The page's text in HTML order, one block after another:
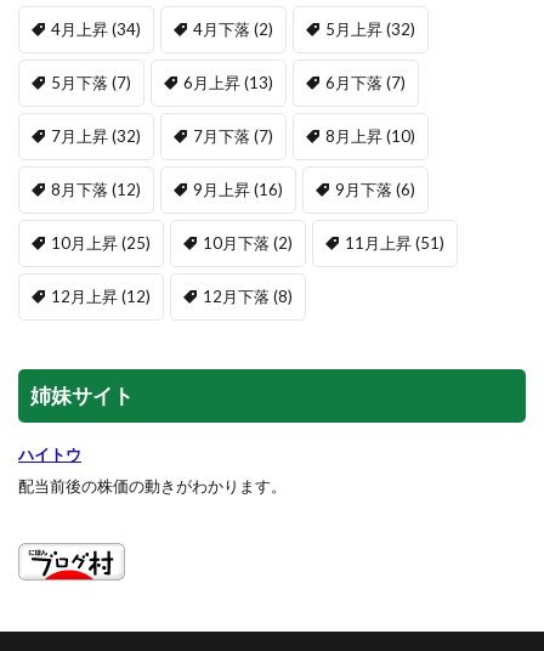
4月上昇(34) 4月下落 (2) 5月上昇(32)
5月下落 (7) 6月上昇(13) 6月下落 (7)
7月上昇(32) 7月下落 (7) 8月上昇(10)
8月下落 (12) 9月上昇(16) 9月下落 (6)
10月上昇(25) 10月下落 (2) 11月上昇(51)
12月上昇(12) 12月下落 (8)
姉妹サイト
ハイトウ
配当前後の株価の動きがわかります。